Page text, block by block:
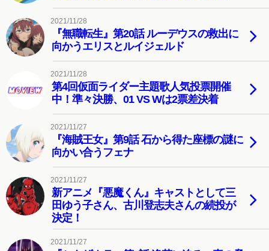
2021/11/28
『無職転生』第20話 ルーデウスの救出に
向かうエリスとルイジェルド
2021/11/28
第4回仮面ライダー主題歌人気投票開催
中！準々決勝、01 VS Wは2票差決着
2021/11/27
『海賊王女』第9話 石から得た座標の謎に
向かい合うフェナ
2021/11/27
新アニメ『悪魔くん』キャストとして三
田ゆう子さん、古川登志夫さんの続投が
決定！
2021/11/27